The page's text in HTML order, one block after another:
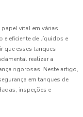
vital em várias
e eficiente de líquidos e
que esses tanques
realizar a
rigorosas. Neste artigo,
em tanques de
inspeções e